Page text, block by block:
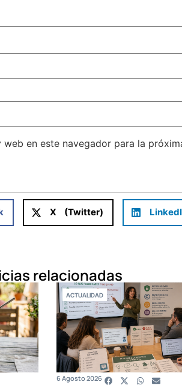
en este navegador para la
X (Twitter)
relacionadas
ACTUALIDAD
6 Agosto 2026